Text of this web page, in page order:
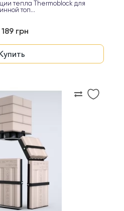
тепла Thermoblock для
топ...
189 грн